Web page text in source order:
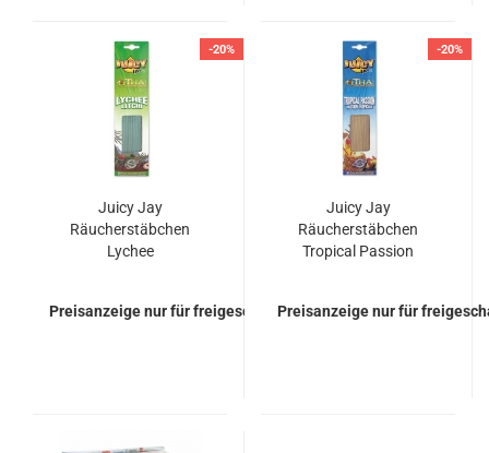
-20%
Juicy Jay
Räucherstäbchen
Lychee
Preisanzeige nur für freigeschaltete Kunden
-20%
Juicy Jay
Räucherstäbchen
Tropical Passion
Preisanzeige nur für